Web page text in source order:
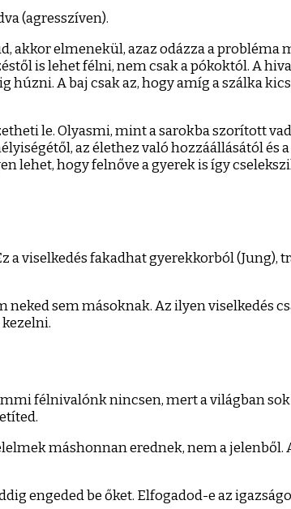
(agresszíven).
akkor elmenekül, azaz odázza a probléma
is lehet félni, nem csak a pókoktól. A
A baj csak az, hogy amíg a szálka
le. Olyasmi, mint a sarokba szorított
az élethez való hozzáállásától és
hogy felnőve a gyerek is így
viselkedés fakadhat gyerekkorból (Jung),
neked sem másoknak. Az ilyen viselkedés
félnivalónk nincsen, mert a világban
máshonnan erednek, nem a jelenből.
engeded be őket. Elfogadod-e az